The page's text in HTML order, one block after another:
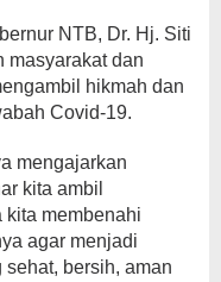
NTB, Dr. Hj. Siti
masyarakat dan
hikmah dan
Covid-19.
mengajarkan
kita ambil
kita membenahi
agar menjadi
bersih, aman